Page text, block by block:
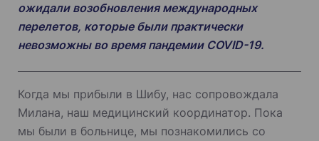
ожидали возобновления международных
перелетов, которые были практически
невозможны во время пандемии COVID-19.
Когда мы прибыли в Шибу, нас сопровождала
Милана, наш медицинский координатор. Пока
мы были в больнице, мы познакомились со